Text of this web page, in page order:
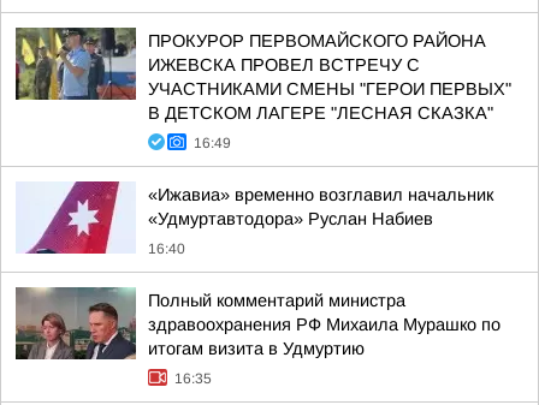
ПРОКУРОР ПЕРВОМАЙСКОГО РАЙОНА
ИЖЕВСКА ПРОВЕЛ ВСТРЕЧУ С
УЧАСТНИКАМИ СМЕНЫ "ГЕРОИ ПЕРВЫХ"
В ДЕТСКОМ ЛАГЕРЕ "ЛЕСНАЯ СКАЗКА"
16:49
«Ижавиа» временно возглавил начальник
«Удмуртавтодора» Руслан Набиев
16:40
Полный комментарий министра
здравоохранения РФ Михаила Мурашко по
итогам визита в Удмуртию
16:35